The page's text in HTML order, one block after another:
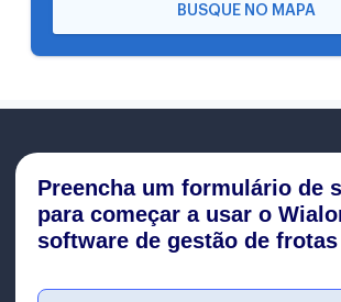
BUSQUE NO MAPA